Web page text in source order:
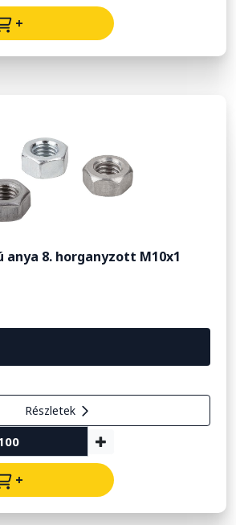
+
anya 8. horganyzott M10x1
Részletek
+